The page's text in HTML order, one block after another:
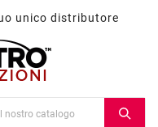
unico distributore